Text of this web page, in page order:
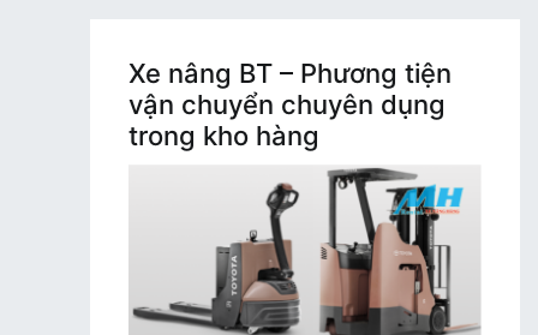
Xe nâng BT – Phương tiện
vận chuyển chuyên dụng
trong kho hàng